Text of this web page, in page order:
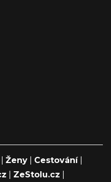
Ženy Cestování|
ZeStolu.cz